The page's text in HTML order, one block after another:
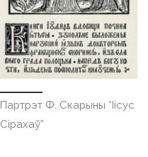
Партрэт Ф. Скарыны “Іісус
Сірахаў”